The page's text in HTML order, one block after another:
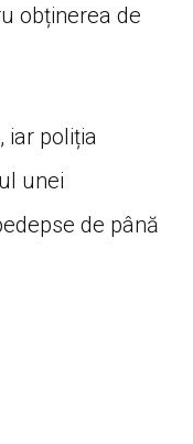
obținerea de
iar poliția
unei
de până